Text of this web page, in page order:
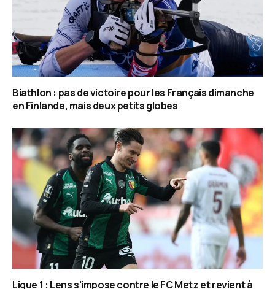
Biathlon : pas de victoire pour les Français dimanche
en Finlande, mais deux petits globes
Ligue 1 : Lens s’impose contre le FC Metz et revient à